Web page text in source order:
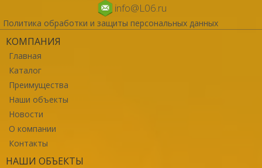
info@L06.ru
Политика обработки и защиты персональных данных
КОМПАНИЯ
Главная
Каталог
Преимущества
Наши объекты
Новости
О компании
Контакты
НАШИ ОБЪЕКТЫ